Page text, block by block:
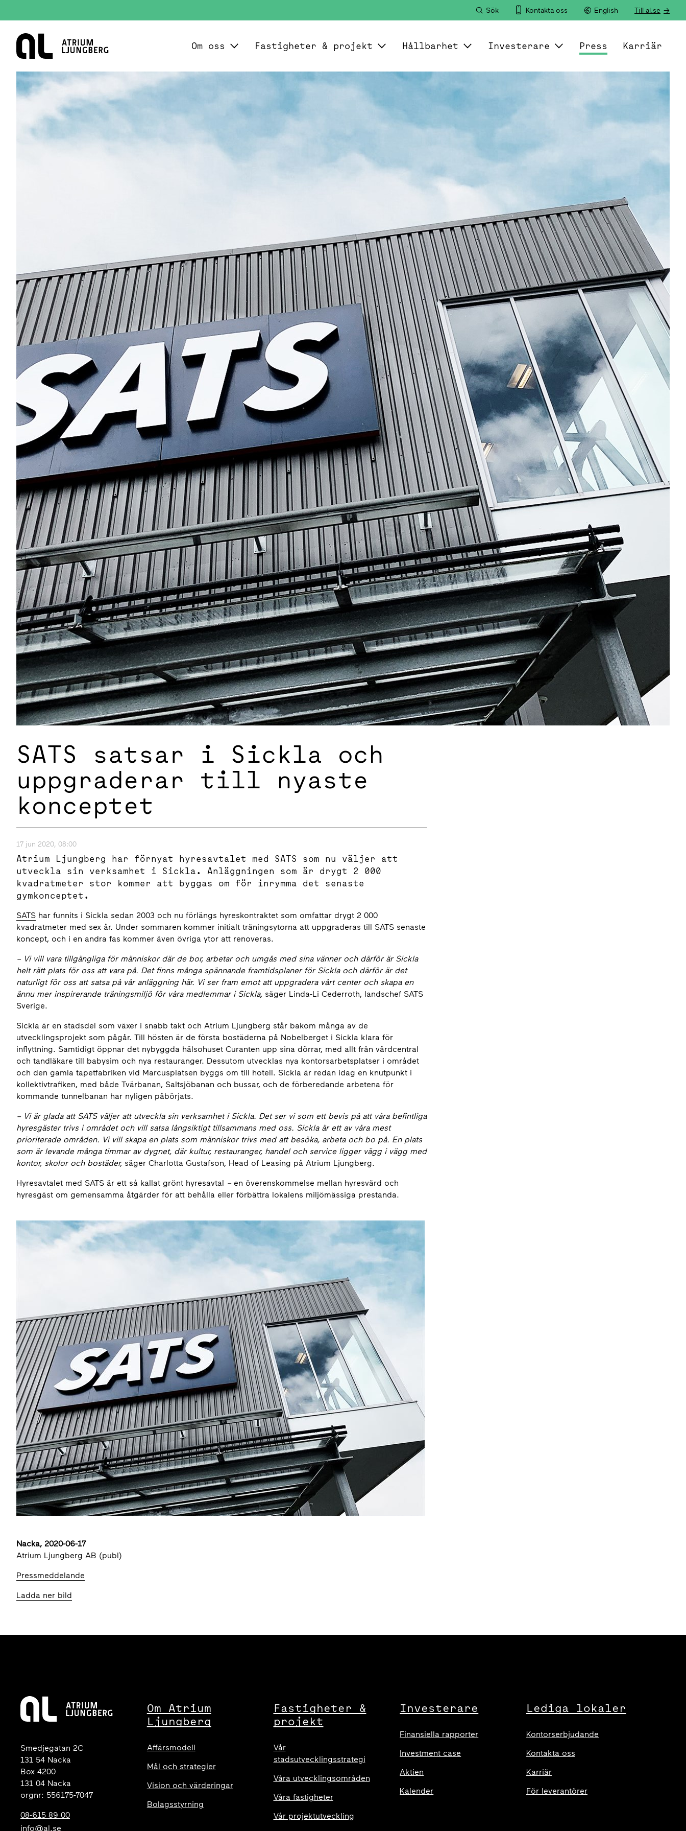
Sök Kontakta oss English Till al.se
Hem
Om oss Fastigheter & projekt Hållbarhet Investerare Press Karriär
SATS satsar i Sickla och
uppgraderar till nyaste
konceptet
17 jun 2020, 08:00
Atrium Ljungberg har förnyat hyresavtalet med SATS som nu väljer att
utveckla sin verksamhet i Sickla. Anläggningen som är drygt 2 000
kvadratmeter stor kommer att byggas om för inrymma det senaste
gymkonceptet.
SATS har funnits i Sickla sedan 2003 och nu förlängs hyreskontraktet som omfattar drygt 2 000
kvadratmeter med sex år. Under sommaren kommer initialt träningsytorna att uppgraderas till SATS senaste
koncept, och i en andra fas kommer även övriga ytor att renoveras.
– Vi vill vara tillgängliga för människor där de bor, arbetar och umgås med sina vänner och därför är Sickla
helt rätt plats för oss att vara på. Det finns många spännande framtidsplaner för Sickla och därför är det
naturligt för oss att satsa på vår anläggning här. Vi ser fram emot att uppgradera vårt center och skapa en
ännu mer inspirerande träningsmiljö för våra medlemmar i Sickla, säger Linda-Li Cederroth, landschef SATS
Sverige.
Sickla är en stadsdel som växer i snabb takt och Atrium Ljungberg står bakom många av de
utvecklingsprojekt som pågår. Till hösten är de första bostäderna på Nobelberget i Sickla klara för
inflyttning. Samtidigt öppnar det nybyggda hälsohuset Curanten upp sina dörrar, med allt från vårdcentral
och tandläkare till babysim och nya restauranger. Dessutom utvecklas nya kontorsarbetsplatser i området
och den gamla tapetfabriken vid Marcusplatsen byggs om till hotell. Sickla är redan idag en knutpunkt i
kollektivtrafiken, med både Tvärbanan, Saltsjöbanan och bussar, och de förberedande arbetena för
kommande tunnelbanan har nyligen påbörjats.
– Vi är glada att SATS väljer att utveckla sin verksamhet i Sickla. Det ser vi som ett bevis på att våra befintliga
hyresgäster trivs i området och vill satsa långsiktigt tillsammans med oss. Sickla är ett av våra mest
prioriterade områden. Vi vill skapa en plats som människor trivs med att besöka, arbeta och bo på. En plats
som är levande många timmar av dygnet, där kultur, restauranger, handel och service ligger vägg i vägg med
kontor, skolor och bostäder, säger Charlotta Gustafson, Head of Leasing på Atrium Ljungberg.
Hyresavtalet med SATS är ett så kallat grönt hyresavtal – en överenskommelse mellan hyresvärd och
hyresgäst om gemensamma åtgärder för att behålla eller förbättra lokalens miljömässiga prestanda.
Nacka, 2020-06-17
Atrium Ljungberg AB (publ)
Pressmeddelande
Ladda ner bild
Smedjegatan 2C
131 54 Nacka
Box 4200
131 04 Nacka
orgnr: 556175-7047
08-615 89 00
info@al.se
Om Atrium
Ljungberg
Affärsmodell
Mål och strategier
Vision och värderingar
Bolagsstyrning
Fastigheter &
projekt
Vår
stadsutvecklingsstrategi
Våra utvecklingsområden
Våra fastigheter
Vår projektutveckling
Investerare
Finansiella rapporter
Investment case
Aktien
Kalender
Lediga lokaler
Kontorserbjudande
Kontakta oss
Karriär
För leverantörer